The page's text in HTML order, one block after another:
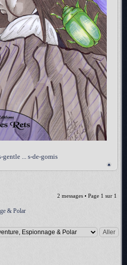
... s-de-gomis
2 messages • Page 1 sur 1
& Polar